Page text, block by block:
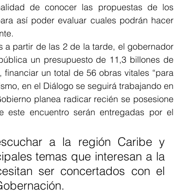
de conocer las propuestas de los
así poder evaluar cuales podrán hacer
a partir de las 2 de la tarde, el gobernador
un presupuesto de 11,3 billones de
un total de 56 obras vitales “para
en el Diálogo se seguirá trabajando en
planea radicar recién se posesione
encuentro serán entregadas por el
a la región Caribe y
temas que interesan a la
ser concertados con el